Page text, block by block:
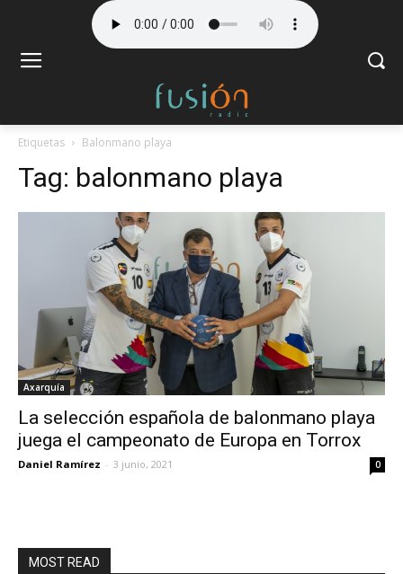
Etiquetas Balonmano playa
Tag: balonmano playa
Axarquía
La selección española de balonmano playa
juega el campeonato de Europa en Torrox
Daniel Ramírez - 3 junio, 2021 0
MOST READ